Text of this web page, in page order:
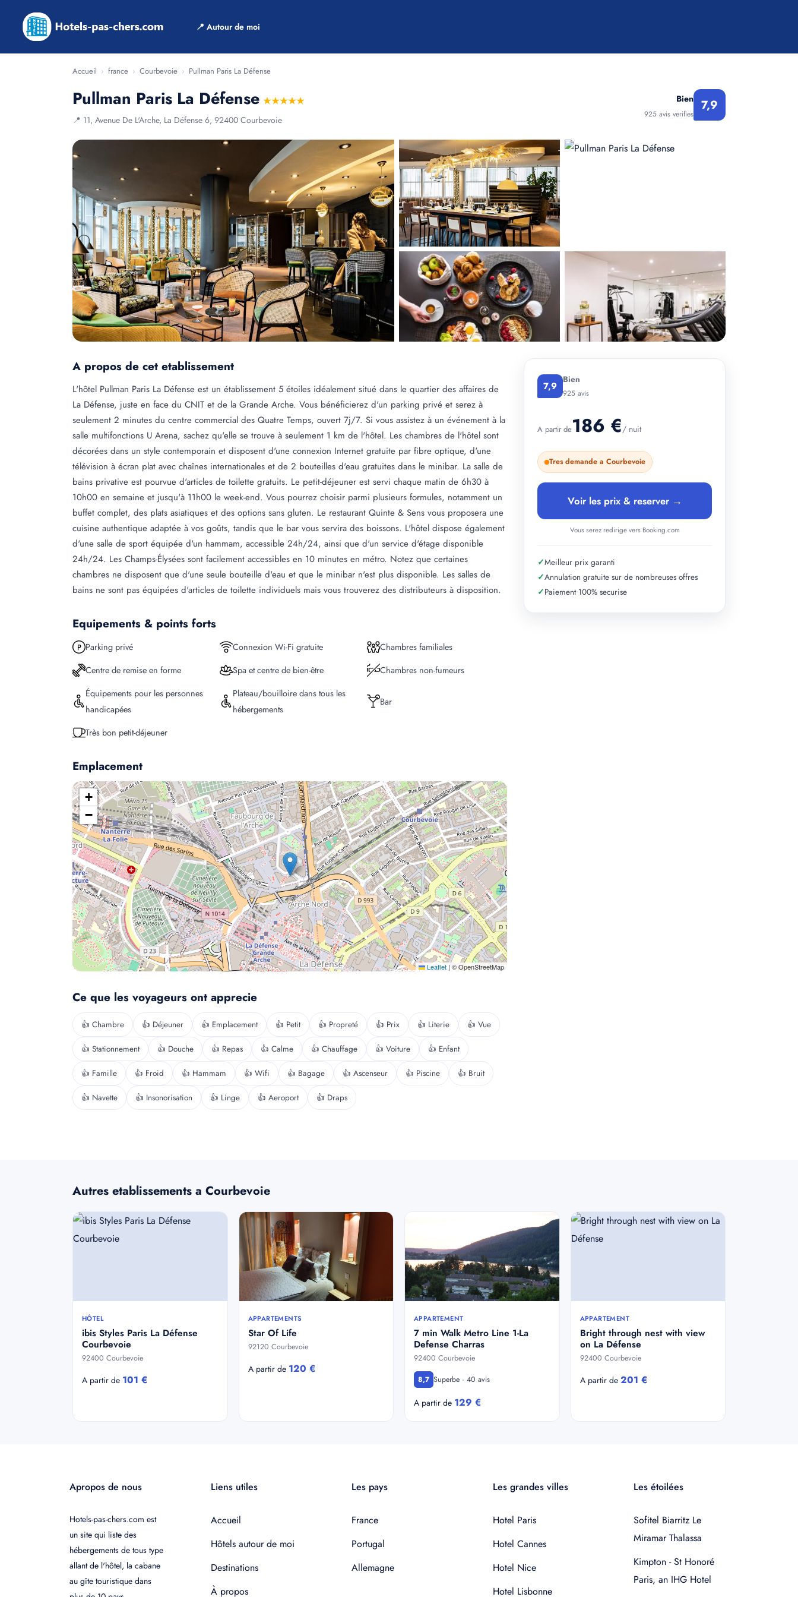
📍 Autour de moi
Accueil › france › Courbevoie › Pullman Paris La Défense
Pullman Paris La Défense ★★★★★
📍 11, Avenue De L'Arche, La Défense 6, 92400 Courbevoie
Bien
925 avis verifies
7,9
A propos de cet etablissement
L'hôtel Pullman Paris La Défense est un établissement 5 étoiles idéalement situé dans le quartier des affaires de
La Défense, juste en face du CNIT et de la Grande Arche. Vous bénéficierez d'un parking privé et serez à
seulement 2 minutes du centre commercial des Quatre Temps, ouvert 7j/7. Si vous assistez à un événement à la
salle multifonctions U Arena, sachez qu'elle se trouve à seulement 1 km de l'hôtel. Les chambres de l'hôtel sont
décorées dans un style contemporain et disposent d'une connexion Internet gratuite par fibre optique, d'une
télévision à écran plat avec chaînes internationales et de 2 bouteilles d'eau gratuites dans le minibar. La salle de
bains privative est pourvue d'articles de toilette gratuits. Le petit-déjeuner est servi chaque matin de 6h30 à
10h00 en semaine et jusqu'à 11h00 le week-end. Vous pourrez choisir parmi plusieurs formules, notamment un
buffet complet, des plats asiatiques et des options sans gluten. Le restaurant Quinte & Sens vous proposera une
cuisine authentique adaptée à vos goûts, tandis que le bar vous servira des boissons. L'hôtel dispose également
d'une salle de sport équipée d'un hammam, accessible 24h/24, ainsi que d'un service d'étage disponible
24h/24. Les Champs-Élysées sont facilement accessibles en 10 minutes en métro. Notez que certaines
chambres ne disposent que d'une seule bouteille d'eau et que le minibar n'est plus disponible. Les salles de
bains ne sont pas équipées d'articles de toilette individuels mais vous trouverez des distributeurs à disposition.
Equipements & points forts
Parking privé Connexion Wi-Fi gratuite
Chambres familiales
Centre de remise en forme
Spa et centre de bien-être
Chambres non-fumeurs
Équipements pour les personnes
handicapées
Plateau/bouilloire dans tous les
hébergements
Bar
Très bon petit-déjeuner
Emplacement
+
−
Leaflet | © OpenStreetMap
Ce que les voyageurs ont apprecie
👍 Chambre 👍 Déjeuner 👍 Emplacement 👍 Petit 👍 Propreté 👍 Prix 👍 Literie 👍 Vue
👍 Stationnement 👍 Douche 👍 Repas 👍 Calme 👍 Chauffage 👍 Voiture 👍 Enfant
👍 Famille 👍 Froid 👍 Hammam 👍 Wifi 👍 Bagage 👍 Ascenseur 👍 Piscine 👍 Bruit
👍 Navette 👍 Insonorisation 👍 Linge 👍 Aeroport 👍 Draps
7,9 Bien
925 avis
A partir de186 €/ nuit
Tres demande a Courbevoie
Voir les prix & reserver →
Vous serez redirige vers Booking.com
✓Meilleur prix garanti
✓Annulation gratuite sur de nombreuses offres
✓Paiement 100% securise
Autres etablissements a Courbevoie
HÔTEL
ibis Styles Paris La Défense
Courbevoie
92400 Courbevoie
A partir de 101 €
APPARTEMENTS
Star Of Life
92120 Courbevoie
A partir de 120 €
APPARTEMENT
7 min Walk Metro Line 1-La
Defense Charras
92400 Courbevoie
8,7 Superbe · 40 avis
A partir de 129 €
APPARTEMENT
Bright through nest with view
on La Défense
92400 Courbevoie
A partir de 201 €
Apropos de nous
Hotels-pas-chers.com est
un site qui liste des
hébergements de tous type
allant de l'hôtel, la cabane
au gîte touristique dans
Liens utiles
Accueil
Hôtels autour de moi
Destinations
À propos
Les pays
France
Portugal
Allemagne
Les grandes villes
Hotel Paris
Hotel Cannes
Hotel Nice
Hotel Lisbonne
Les étoilées
Sofitel Biarritz Le
Miramar Thalassa
Kimpton - St Honoré
Paris, an IHG Hotel